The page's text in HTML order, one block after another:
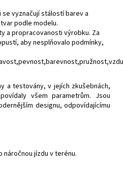
vyznačují stálostí barev a
podle modelu.
a propracovanosti výrobku. Za
aby nesplňovalo podmínky,
a testovány, v jejích zkušebnách,
všem parametrům. Jsou
designu, odpovídajícímu
náročnou jízdu v terénu.